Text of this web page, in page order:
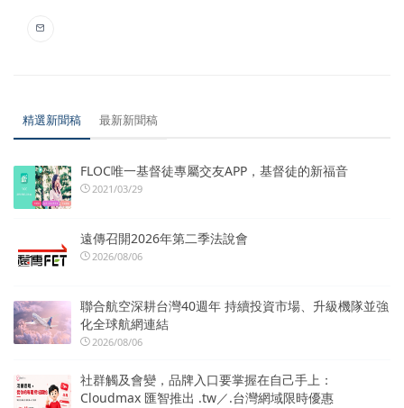
精選新聞稿 最新新聞稿
FLOC唯一基督徒專屬交友APP，基督徒的新福音
2021/03/29
遠傳召開2026年第二季法說會
2026/08/06
聯合航空深耕台灣40週年 持續投資市場、升級機隊並強
化全球航網連結
2026/08/06
社群觸及會變，品牌入口要掌握在自己手上：
Cloudmax 匯智推出 .tw／.台灣網域限時優惠